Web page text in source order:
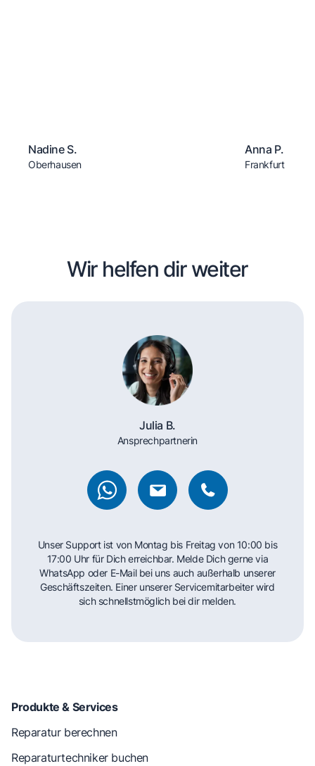
Nadine S.
Oberhausen
Anna P.
Frankfurt
Wir helfen dir weiter
Julia B.
Ansprechpartnerin
Unser Support ist von Montag bis Freitag von 10:00 bis
17:00 Uhr für Dich erreichbar. Melde Dich gerne via
WhatsApp oder E-Mail bei uns auch außerhalb unserer
Geschäftszeiten. Einer unserer Servicemitarbeiter wird
sich schnellstmöglich bei dir melden.
Produkte & Services
Reparatur berechnen
Reparaturtechniker buchen